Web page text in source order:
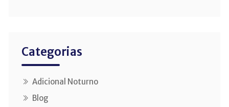
Categorias
Adicional Noturno
Blog